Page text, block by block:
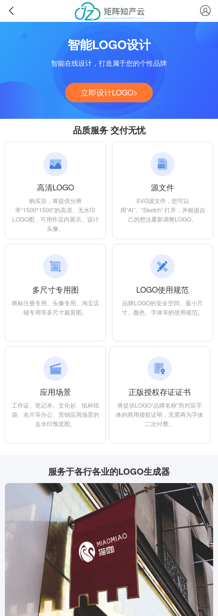
智能LOGO设计
智能在线设计，打造属于您的个性品牌
立即设计LOGO>
品质服务 交付无忧
高清LOGO
购买后，将提供分辨
率“1500*1500”的高清、无水印
LOGO图，可用作店内展示、设计
头像。
源文件
SVG源文件，您可以
用“Al”、“Sketch” 打开，并根据自
己的想法重新调整LOGO。
多尺寸专用图
商标注册专用、头像专用、淘宝店
铺专用等多尺寸裁剪图。
LOGO使用规范
品牌LOGO的安全空间、最小尺
寸、颜色、字体等的使用规范。
应用场景
工作证、笔记本、文化衫、纸杯纸
袋、名片等办公、营销应用场景的
去水印预览图。
正版授权存证证书
将提供LOGO“品牌名称”所对应字
体的商用授权证明，无需再为字体
二次付费。
服务于各行各业的LOGO生成器